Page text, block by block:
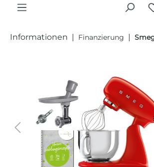
Informationen | Finanzierung |
Bildergalerie überspringen